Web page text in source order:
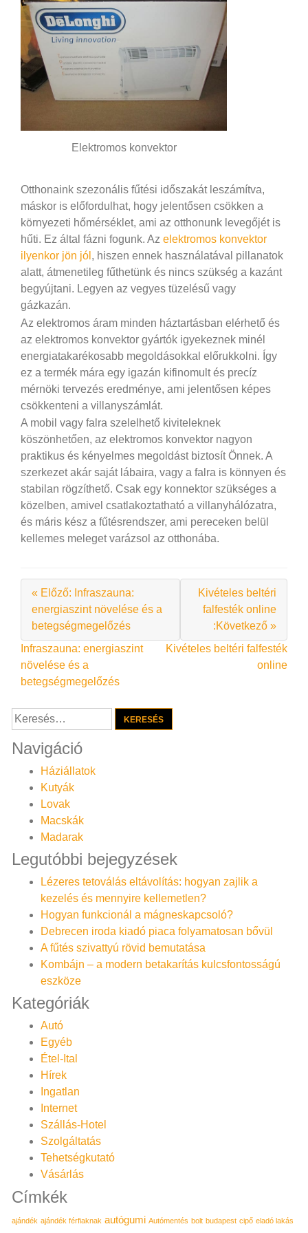
Elektromos konvektor
Otthonaink szezonális fűtési időszakát leszámítva,
máskor is előfordulhat, hogy jelentősen csökken a
környezeti hőmérséklet, ami az otthonunk levegőjét is
hűti. Ez által fázni fogunk. Az elektromos konvektor
ilyenkor jön jól , hiszen ennek használatával pillanatok
alatt, átmenetileg fűthetünk és nincs szükség a kazánt
begyújtani. Legyen az vegyes tüzelésű vagy
gázkazán.
Az elektromos áram minden háztartásban elérhető és
az elektromos konvektor gyártók igyekeznek minél
energiatakarékosabb megoldásokkal előrukkolni. Így
ez a termék mára egy igazán kifinomult és precíz
mérnöki tervezés eredménye, ami jelentősen képes
csökkenteni a villanyszámlát.
A mobil vagy falra szelelhető kiviteleknek
köszönhetően, az elektromos konvektor nagyon
praktikus és kényelmes megoldást biztosít Önnek. A
szerkezet akár saját lábaira, vagy a falra is könnyen és
stabilan rögzíthető. Csak egy konnektor szükséges a
közelben, amivel csatlakoztatható a villanyhálózatra,
és máris kész a fűtésrendszer, ami pereceken belül
kellemes meleget varázsol az otthonába.
« Előző: Infraszauna:
energiaszint növelése és a
betegségmegelőzés
Kivételes beltéri
falfesték online
:Következő »
Bejegyzés
navigáció
Infraszauna: energiaszint
növelése és a
betegségmegelőzés
Kivételes beltéri falfesték
online
Keresés:
Navigáció
Háziállatok
Kutyák
Lovak
Macskák
Madarak
Legutóbbi bejegyzések
Lézeres tetoválás eltávolítás: hogyan zajlik a
kezelés és mennyire kellemetlen?
Hogyan funkcionál a mágneskapcsoló?
Debrecen iroda kiadó piaca folyamatosan bővül
A fűtés szivattyú rövid bemutatása
Kombájn – a modern betakarítás kulcsfontosságú
eszköze
Kategóriák
Autó
Egyéb
Étel-Ital
Hírek
Ingatlan
Internet
Szállás-Hotel
Szolgáltatás
Tehetségkutató
Vásárlás
Címkék
ajándék ajándék férfiaknak autógumi Autómentés bolt budapest cipő eladó lakás